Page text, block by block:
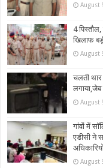
August
4
खिलाफ
August
चलती थार
August
गांवों में
एडीसी ने
August